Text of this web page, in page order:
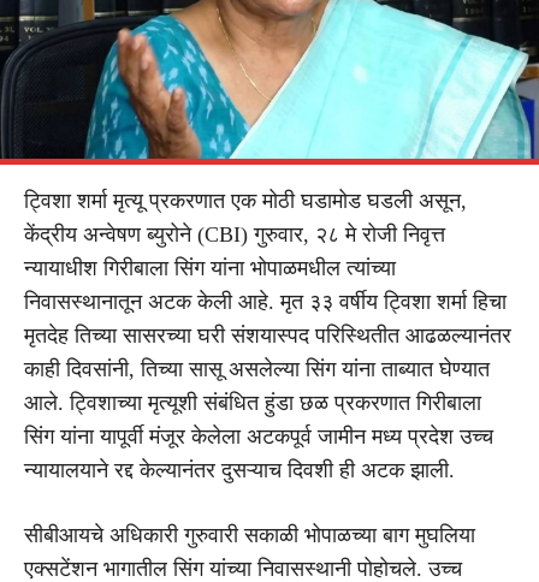
ट्विशा शर्मा मृत्यू प्रकरणात एक मोठी घडामोड घडली असून,
केंद्रीय अन्वेषण ब्युरोने (CBI) गुरुवार, २८ मे रोजी निवृत्त
न्यायाधीश गिरीबाला सिंग यांना भोपाळमधील त्यांच्या
निवासस्थानातून अटक केली आहे. मृत ३३ वर्षीय ट्विशा शर्मा हिचा
मृतदेह तिच्या सासरच्या घरी संशयास्पद परिस्थितीत आढळल्यानंतर
काही दिवसांनी, तिच्या सासू असलेल्या सिंग यांना ताब्यात घेण्यात
आले. ट्विशाच्या मृत्यूशी संबंधित हुंडा छळ प्रकरणात गिरीबाला
सिंग यांना यापूर्वी मंजूर केलेला अटकपूर्व जामीन मध्य प्रदेश उच्च
न्यायालयाने रद्द केल्यानंतर दुसऱ्याच दिवशी ही अटक झाली.
सीबीआयचे अधिकारी गुरुवारी सकाळी भोपाळच्या बाग मुघलिया
एक्सटेंशन भागातील सिंग यांच्या निवासस्थानी पोहोचले. उच्च